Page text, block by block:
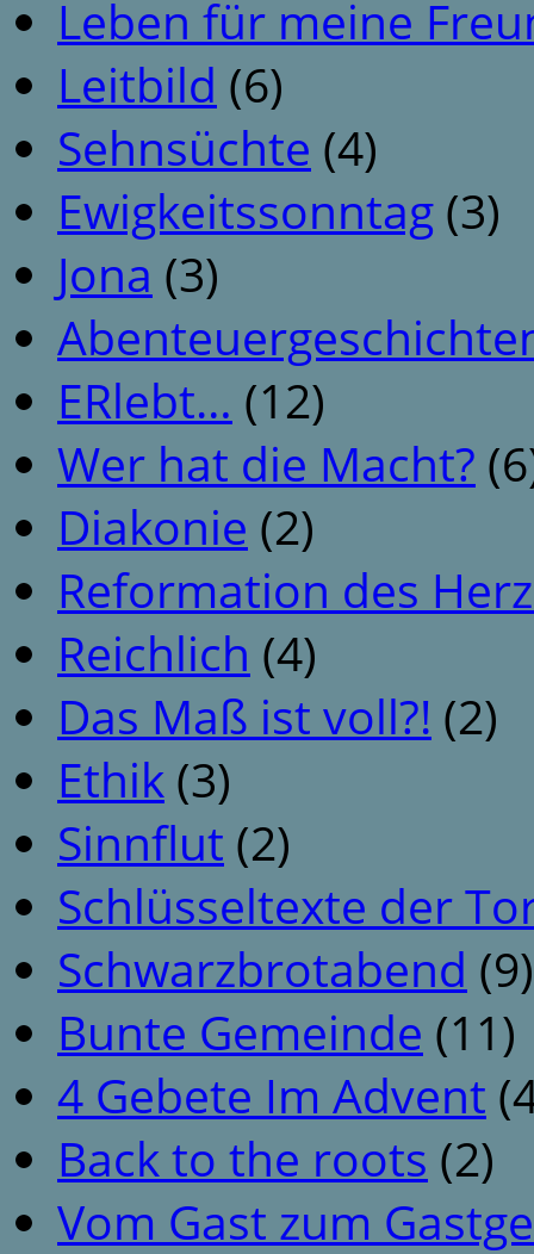
Leben für meine
Leitbild (6)
Sehnsüchte (4)
Ewigkeitssonntag (3)
Jona (3)
ERlebt… (12)
Wer hat die Macht?
Diakonie (2)
Reformation des
Reichlich (4)
Das Maß ist voll?! (2)
Ethik (3)
Sinnflut (2)
Schlüsseltexte der
Schwarzbrotabend (9)
Bunte Gemeinde (11)
4 Gebete Im Advent
Back to the roots (2)
Vom Gast zum